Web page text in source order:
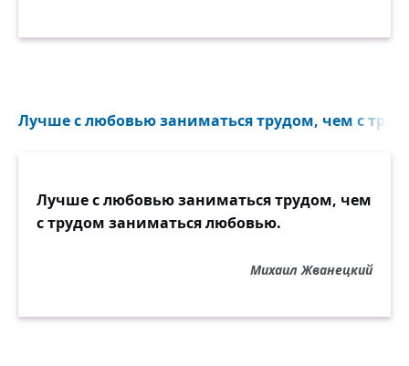
Лучше с любовью заниматься трудом, чем с
Лучше с любовью заниматься трудом, чем
с трудом заниматься любовью.
Михаил Жванецкий